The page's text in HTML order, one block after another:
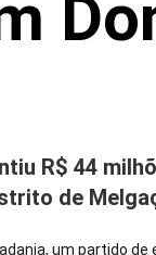
R$ 44
de
um partido